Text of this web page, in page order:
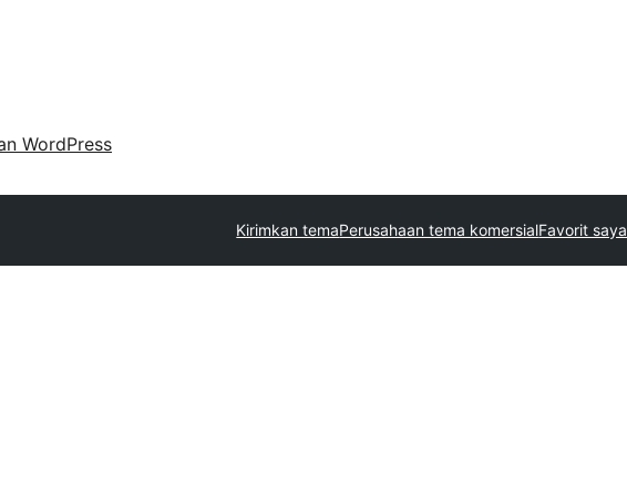
WordPress
Kirimkan temaPerusahaan tema komersialFavorit saya